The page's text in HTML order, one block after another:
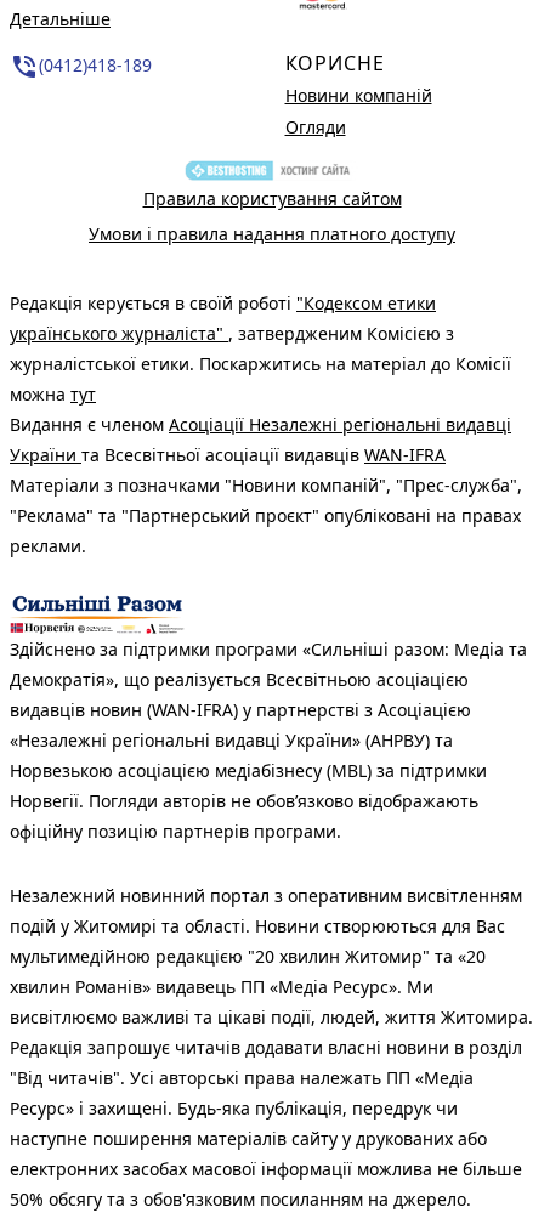
Детальніше
phone_in_talk(0412)418-189 КОРИСНЕ
Новини компаній
Огляди
Правила користування сайтом
Умови і правила надання платного доступу
Редакція керується в своїй роботі "Кодексом етики
українського журналіста" , затвердженим Комісією з
журналістської етики. Поскаржитись на матеріал до Комісії
можна тут
Видання є членом Асоціації Незалежні регіональні видавці
України та Всесвітньої асоціації видавців WAN-IFRA
Матеріали з позначками "Новини компаній", "Прес-служба",
"Реклама" та "Партнерський проєкт" опубліковані на правах
реклами.
Здійснено за підтримки програми «Сильніші разом: Медіа та
Демократія», що реалізується Всесвітньою асоціацією
видавців новин (WAN-IFRA) у партнерстві з Асоціацією
«Незалежні регіональні видавці України» (АНРВУ) та
Норвезькою асоціацією медіабізнесу (MBL) за підтримки
Норвегії. Погляди авторів не обов’язково відображають
офіційну позицію партнерів програми.
Незалежний новинний портал з оперативним висвітленням
подій у Житомирі та області. Новини створюються для Вас
мультимедійною редакцією "20 хвилин Житомир" та «20
хвилин Романів» видавець ПП «Медіа Ресурс». Ми
висвітлюємо важливі та цікаві події, людей, життя Житомира.
Редакція запрошує читачів додавати власні новини в розділ
"Від читачів". Усі авторські права належать ПП «Медіа
Ресурс» і захищені. Будь-яка публiкацiя, передрук чи
наступне поширення матеріалів сайту у друкованих або
електронних засобах масової інформації можлива не більше
50% обсягу та з обов'язковим посиланням на джерело.